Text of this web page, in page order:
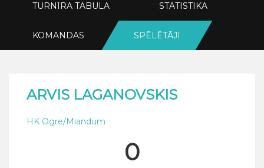
TURNĪRA TABULA STATISTIKA
KOMANDAS SPĒLĒTĀJI
ARVIS LAGANOVSKIS
HK Ogre/Miandum
0